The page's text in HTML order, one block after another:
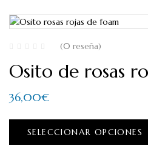
(0 reseña)
Osito de rosas
36,00€
SELECCIONAR OPCIONES